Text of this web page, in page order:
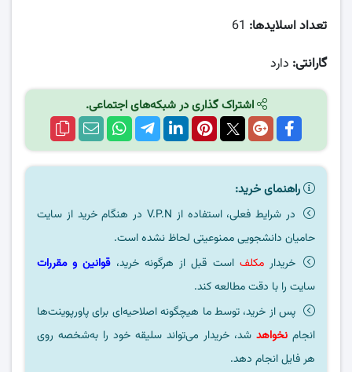
تعداد اسلایدها:
گارانتی: دارد
اشتراک گذاری در شبکه‌های اجتماعی.
راهنمای خرید:
در شرایط فعلی، استفاده از V.P.N در هنگام خرید از سایت
حامیان دانشجویی ممنوعیتی لحاظ نشده است.
خریدارمکلف است قبل از هرگونه خرید،قوانین و مقررات
سایت را با دقت مطالعه کند.
پس از خرید، توسط ما هیچگونه اصلاحیه‌ای برای پاورپوینت‌ها
انجام نخواهد شد، خریدار می‌تواند سلیقه خود را به‌شخصه روی
هر فایل انجام دهد.